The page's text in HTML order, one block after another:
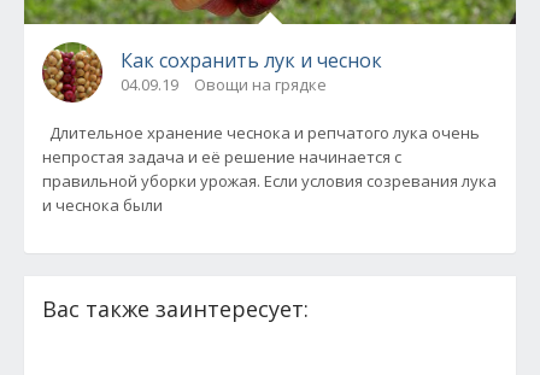
Как сохранить лук и чеснок
04.09.19 Овощи на грядке
Длительное хранение чеснока и репчатого лука очень
непростая задача и её решение начинается с
правильной уборки урожая. Если условия созревания лука
и чеснока были
Вас также заинтересует: